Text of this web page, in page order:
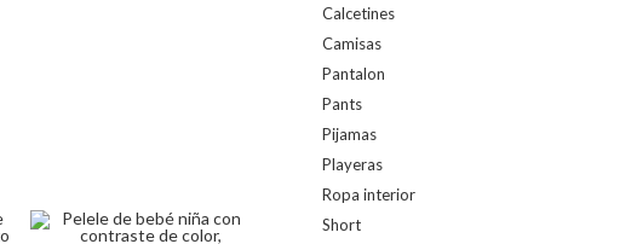
Calcetines
Camisas
Pantalon
Pants
Pijamas
Playeras
Ropa interior
Short